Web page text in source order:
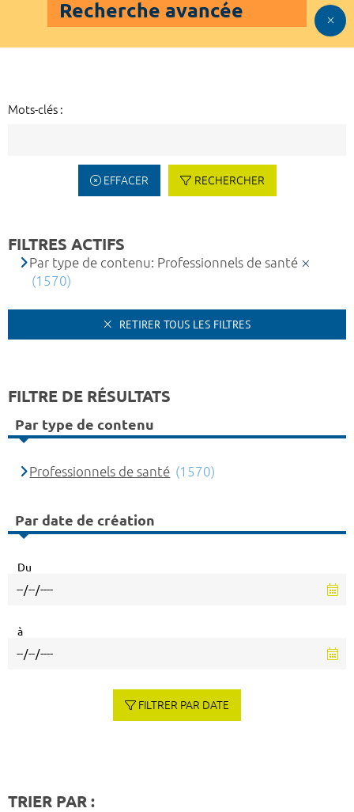
Recherche avancée
Mots-clés :
EFFACER RECHERCHER
FILTRES ACTIFS
Par type de contenu: Professionnels de santé
(1570)
RETIRER TOUS LES FILTRES
FILTRE DE RÉSULTATS
Par type de contenu
Professionnels de santé (1570)
Par date de création
Du
à
FILTRER PAR DATE
TRIER PAR :